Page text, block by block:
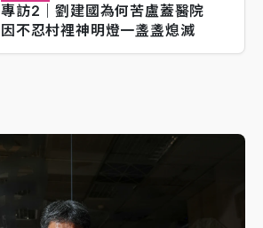
專訪2｜劉建國為何苦盧蓋醫院
因不忍村裡神明燈一盞盞熄滅